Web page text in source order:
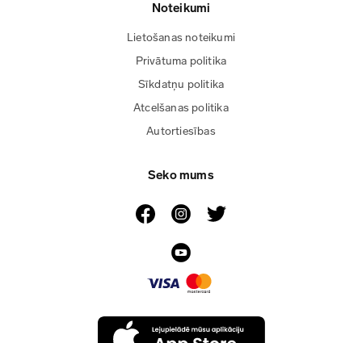
Noteikumi
Lietošanas noteikumi
Privātuma politika
Sīkdatņu politika
Atcelšanas politika
Autortiesības
Seko mums